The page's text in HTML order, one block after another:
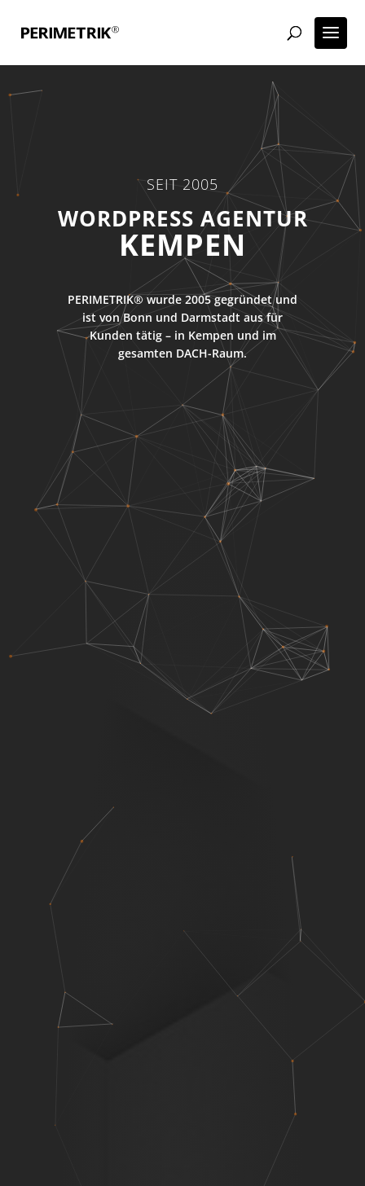
SEIT 2005
WORDPRESS AGENTUR
KEMPEN
PERIMETRIK® wurde 2005 gegründet und
ist von Bonn und Darmstadt aus für
Kunden tätig – in Kempen und im
gesamten DACH-Raum.